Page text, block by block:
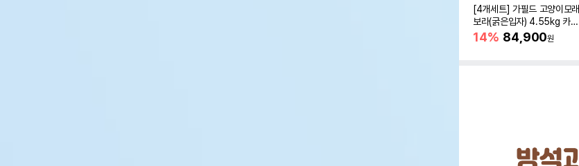
[4개세트] 가필드 고양이모래
보라(굵은입자) 4.55kg 카사
바모래
14% 84,900원